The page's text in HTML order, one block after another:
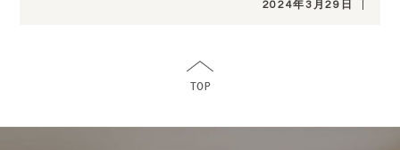
2024年3月29日